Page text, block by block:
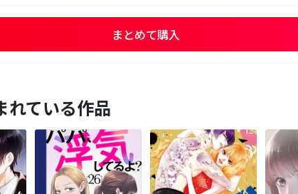
まとめて購入
れている作品